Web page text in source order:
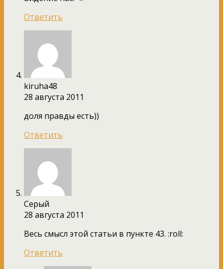
Ответить
kiruha48
28 августа 2011
доля правды есть))
Ответить
Серый
28 августа 2011
Весь смысл этой статьи в пункте 43. :roll:
Ответить